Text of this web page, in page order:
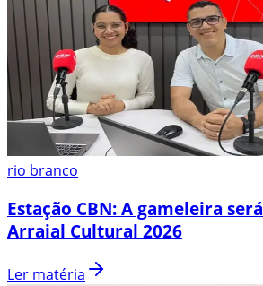
rio branco
Estação CBN: A gameleira
Arraial Cultural 2026
Ler matéria